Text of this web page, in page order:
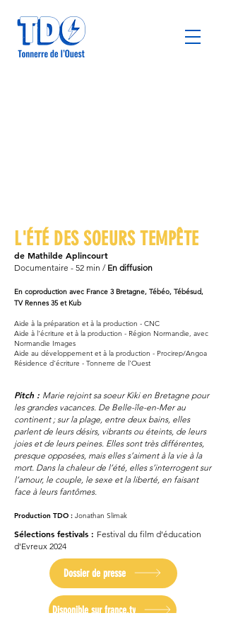
L'ÉTÉ DES SOEURS TEMPÊTE
de Mathilde Aplincourt
Documentaire - 52 min / En diffusion
En coproduction avec France 3 Bretagne​, Tébéo, Tébésud,
TV Rennes 35 et Kub
Aide à la préparation et à la production - CNC
Aide à l'écriture et à la production - Région Normandie, avec
Normandie Images
Aide au développement et à la production - Procirep/Angoa
Résidence d'écriture - Tonnerre de l'Ouest
Pitch : Marie rejoint sa soeur Kiki en Bretagne pour
les grandes vacances. De Belle-île-en-Mer au
continent ; sur la plage, entre deux bains, elles
parlent de leurs désirs, vibrants ou éteints, de leurs
joies et de leurs peines. Elles sont très différentes,
presque opposées, mais elles s’aiment à la vie à la
mort. Dans la chaleur de l’été, elles s’interrogent sur
l’amour, le couple, le sexe et la liberté, en faisant
face à leurs fantômes.
Production TDO : Jonathan Slimak
Sélections festivals : Festival du film d'éducation
d'Evreux 2024
Dossier de presse
Disponible sur france.tv